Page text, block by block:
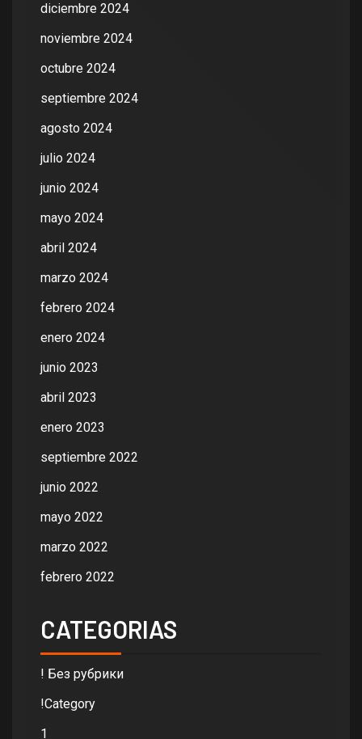
diciembre 2024
noviembre 2024
octubre 2024
septiembre 2024
agosto 2024
julio 2024
junio 2024
mayo 2024
abril 2024
marzo 2024
febrero 2024
enero 2024
junio 2023
abril 2023
enero 2023
septiembre 2022
junio 2022
mayo 2022
marzo 2022
febrero 2022
CATEGORIAS
! Без рубрики
!Category
1